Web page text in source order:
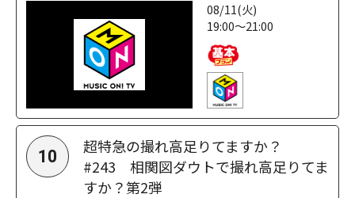
08/11(火)
19:00～21:00
10
超特急の撮れ高足りてますか？
#243 相関図ダウトで撮れ高足りてま
すか？第2弾